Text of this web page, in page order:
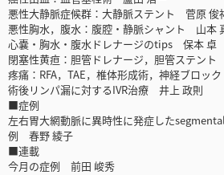
悪性大静脈症候群：大静脈ステント 菅原 俊
悪性胸水，腹水：腹腔・静脈シャント 山本
心嚢・胸水・腹水ドレナージのtips 保本 卓
閉塞性黄疸：胆管ドレナージ，胆管ステン
疼痛：RFA，TAE，椎体形成術，神経ブロッ
術後リンパ漏に対するIVR治療 井上 政則
■症例
左右胃大網動脈に異時性に発症した
例 春野 綾子
■連載
今月の症例 前田 峻秀